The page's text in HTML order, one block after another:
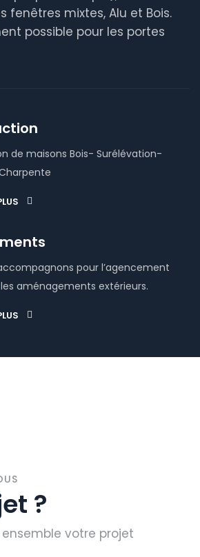
fenêtres mixtes, Alu et Bois.
possible pour les portes
de maisons Bois- Surélévation-
pour l’agencement
aménagements extérieurs.
?
votre projet